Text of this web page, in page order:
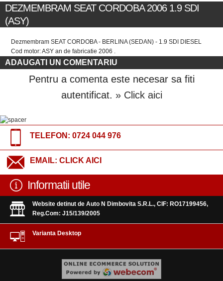
DEZMEMBRAM SEAT CORDOBA 2006 1.9 SDI
(ASY)
Dezmembram SEAT CORDOBA - BERLINA (SEDAN) - 1.9 SDI DIESEL
Cod motor: ASY an de fabricatie 2006 .
ADAUGATI UN COMENTARIU
Pentru a comenta este necesar sa fiti
autentificat. » Click aici
TELEFON: 0724 044 976
EMAIL: CLICK AICI
Informatii utile
Website detinut de Auto N Dimbovita S.R.L., CIF: RO17199456,
Reg.Com: J15/139/2005
Varianta Desktop